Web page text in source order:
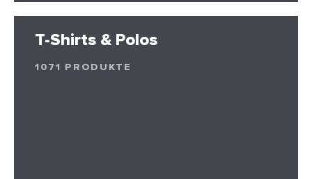
T-Shirts & Polos
1071 PRODUKTE